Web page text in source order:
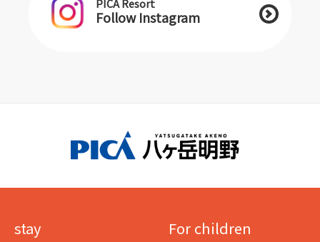
PICA Resort
Follow Instagram
stay For children